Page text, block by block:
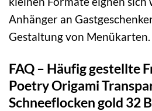
Anhänger an
Gestaltung von Menükarten.
FAQ – Häufig gestellte
Poetry Origami
Schneeflocken gold 32